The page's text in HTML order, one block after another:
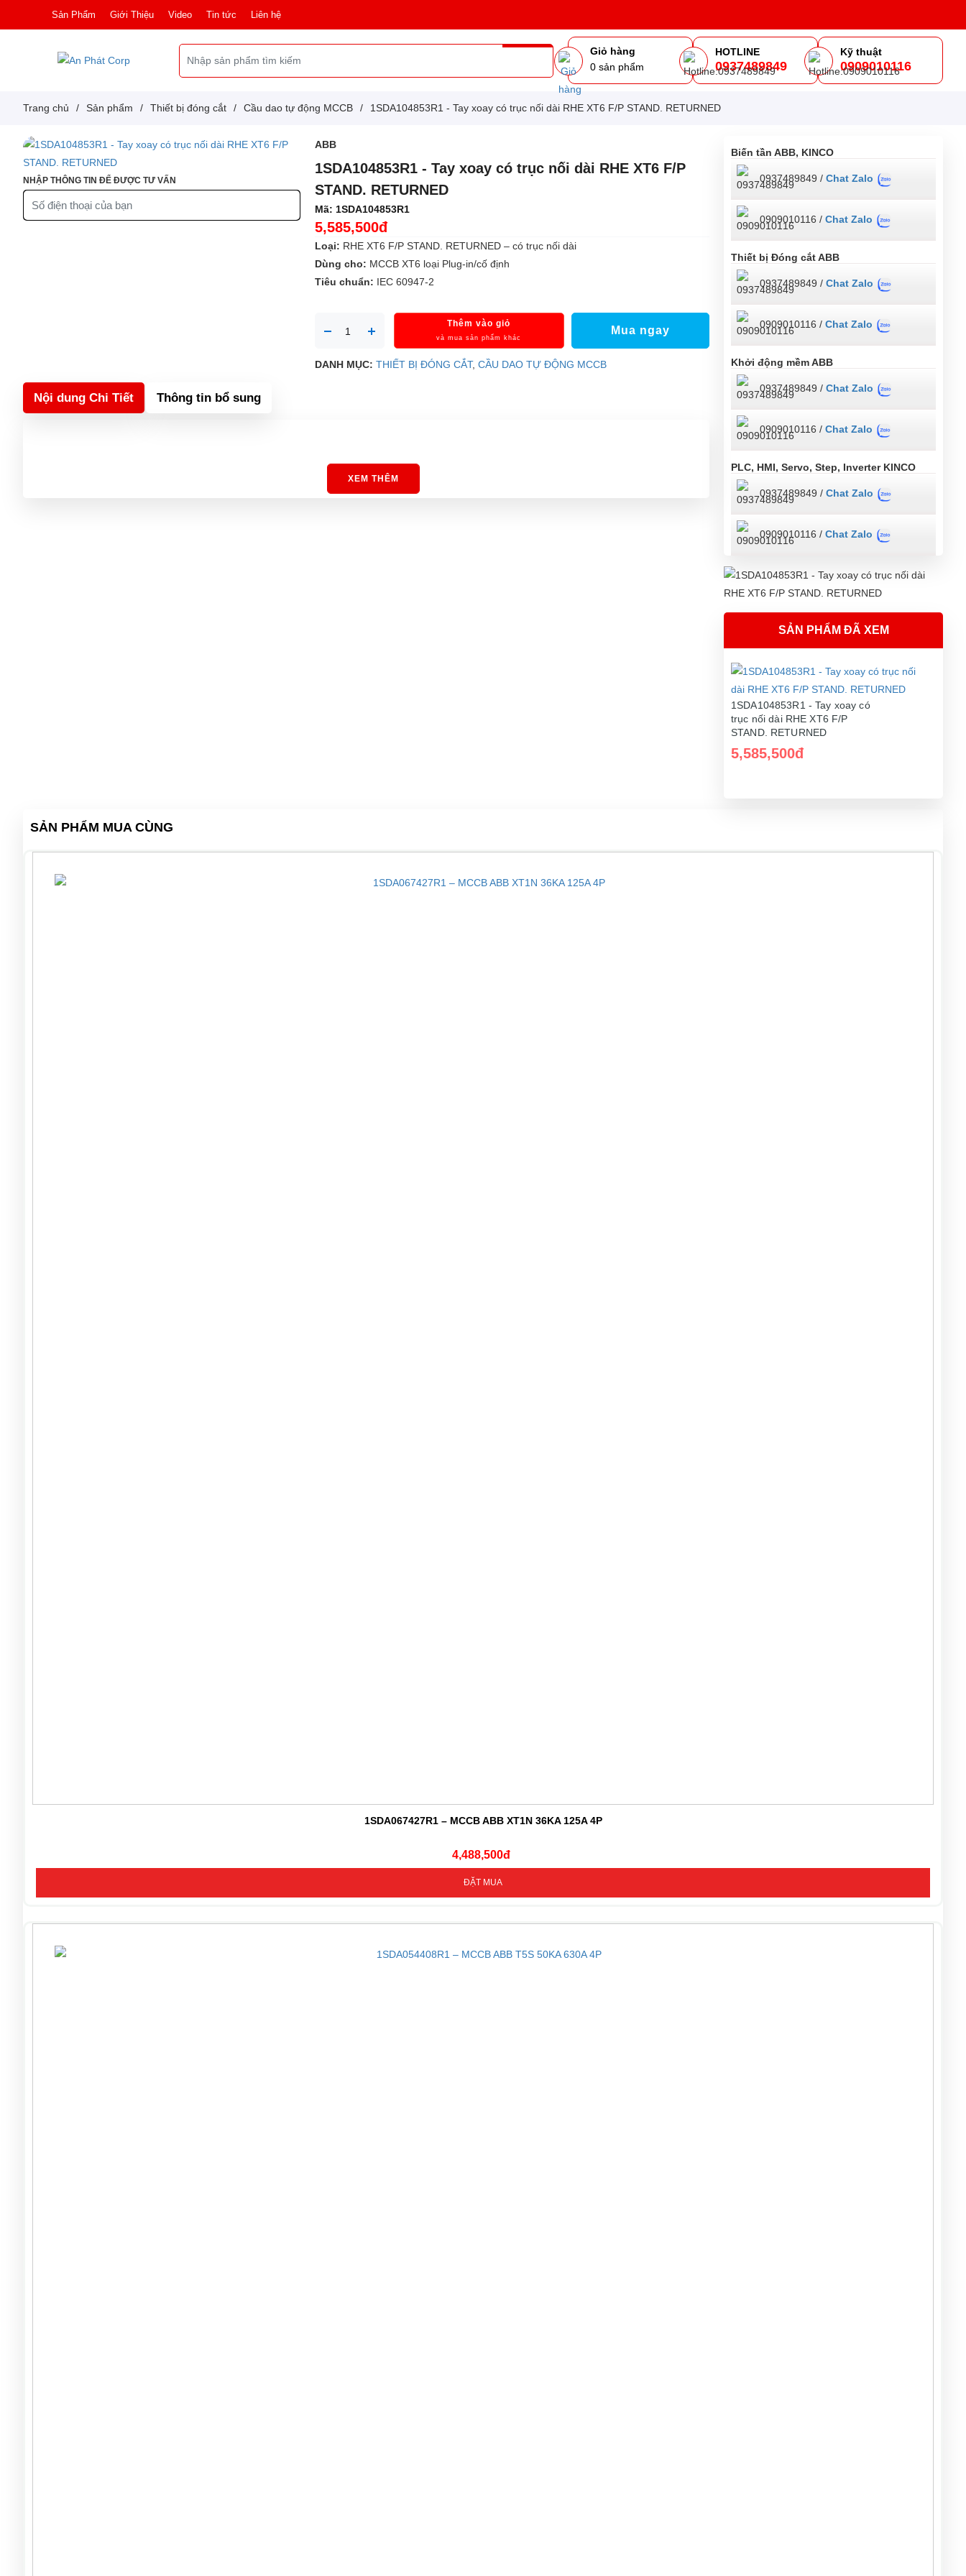
Sản Phẩm Giới Thiệu Video Tin tức Liên hệ
Giỏ hàng
0 sản phẩm
HOTLINE
0937489849
Kỹ thuật
0909010116
Trang chủ / Sản phẩm / Thiết bị đóng cắt / Cầu dao tự động MCCB / 1SDA104853R1 - Tay xoay có trục nối dài RHE XT6 F/P STAND. RETURNED
NHẬP THÔNG TIN ĐỂ ĐƯỢC TƯ VẤN
ABB
1SDA104853R1 - Tay xoay có trục nối dài RHE XT6 F/P
STAND. RETURNED
Mã: 1SDA104853R1
5,585,500đ
Loại: RHE XT6 F/P STAND. RETURNED – có trục nối dài
Dùng cho: MCCB XT6 loại Plug-in/cố định
Tiêu chuẩn: IEC 60947-2
Thêm vào giỏ
và mua sản phẩm khác
Mua ngay
DANH MỤC:THIẾT BỊ ĐÓNG CẮT,CẦU DAO TỰ ĐỘNG MCCB
Nội dung Chi Tiết Thông tin bổ sung
XEM THÊM
Biến tần ABB, KINCO
0937489849 / Chat Zalo
0909010116 / Chat Zalo
Thiết bị Đóng cắt ABB
0937489849 / Chat Zalo
0909010116 / Chat Zalo
Khởi động mềm ABB
0937489849 / Chat Zalo
0909010116 / Chat Zalo
PLC, HMI, Servo, Step, Inverter KINCO
0937489849 / Chat Zalo
0909010116 / Chat Zalo
SẢN PHẨM ĐÃ XEM
1SDA104853R1 - Tay xoay có
trục nối dài RHE XT6 F/P
STAND. RETURNED
5,585,500đ
SẢN PHẨM MUA CÙNG
1SDA067427R1 – MCCB ABB XT1N 36KA 125A 4P
4,488,500đ
ĐẶT MUA